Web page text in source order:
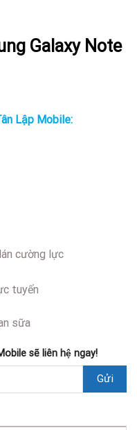
Galaxy Note
Lập Mobile:
cường lực
tuyến
sữa
sẽ liên hệ ngay!